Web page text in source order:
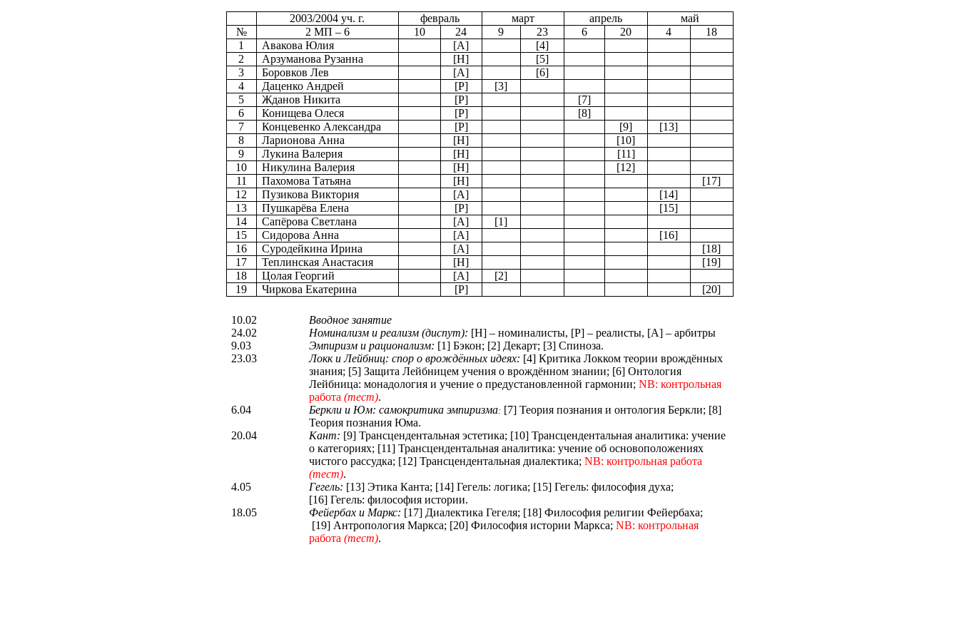
2003/2004 уч. г. февраль март апрель
май
№
2 МП – 6 10 24 9 23 6 20 4
18
1
Авакова Юлия [А]
[4]
2
Арзуманова Рузанна [Н]
[5]
3
Боровков Лев [А]
[6]
4
Даценко Андрей [Р]
[3]
5
Жданов Никита [Р]
[7]
6
Конищева Олеся [Р]
[8]
7
Концевенко Александра [Р] [9]
[13]
8
Ларионова Анна [Н]
[10]
9
Лукина Валерия [Н]
[11]
10
Никулина Валерия [Н]
[12]
11
Пахомова Татьяна [Н]
[17]
12
Пузикова Виктория [А]
[14]
13
Пушкарёва Елена [Р]
[15]
14
Сапёрова Светлана [А]
[1]
15
Сидорова Анна [А]
[16]
16
Суродейкина Ирина [А]
[18]
17
Теплинская Анастасия [Н]
[19]
18
Цолая Георгий [А]
[2]
19
Чиркова Екатерина [Р] [20]
10.02
Вводное занятие
24.02
Номинализм и реализм (диспут): [Н] – номиналисты, [Р] – реалисты, [А] – арбитры
9.03
Эмпиризм и рационализм: [1] Бэкон; [2] Декарт; [3] Спиноза.
23.03
Локк и Лейбниц: спор о врождённых идеях: [4] Критика Локком теории врождённых
знания; [5] Защита Лейбницем учения о врождённом знании; [6] Онтология
Лейбница: монадология и учение о предустановленной гармонии;NB: контрольная
работа(тест).
6.04
Беркли и Юм: самокритика эмпиризма: [7] Теория познания и онтология Беркли; [8]
Теория познания Юма.
20.04
Кант: [9] Трансцендентальная эстетика; [10] Трансцендентальная аналитика: учение
о категориях; [11] Трансцендентальная аналитика: учение об основоположениях
чистого рассудка; [12] Трансцендентальная диалектика;NB: контрольная работа
(тест).
4.05
Гегель: [13] Этика Канта; [14] Гегель: логика; [15] Гегель: философия духа;
[16] Гегель: философия истории.
18.05
Фейербах и Маркс: [17] Диалектика Гегеля; [18] Философия религии Фейербаха;
[19] Антропология Маркса; [20] Философия истории Маркса;NB: контрольная
работа(тест).